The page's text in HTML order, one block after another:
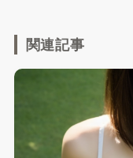
関連記事